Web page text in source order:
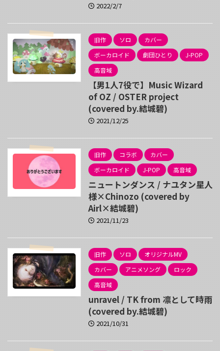
2022/2/7
旧作 ソロ
カバー
ボーカロイド
劇団ひとり
J-POP
高音域
【男1人7役で】Music Wizard
of OZ / OSTER project
(covered by.結城碧)
2021/12/25
旧作 コラボ
カバー
ボーカロイド
J-POP 高音域
ニュートンダンス / ナユタン星人
様×Chinozo (covered by
Airl×結城碧)
2021/11/23
旧作 ソロ
オリジナルMV
カバー
アニメソング
ロック
高音域
unravel / TK from 凛として時雨
(covered by.結城碧)
2021/10/31